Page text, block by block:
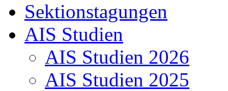
Sektionstagungen
AIS Studien
AIS Studien 2026
AIS Studien 2025